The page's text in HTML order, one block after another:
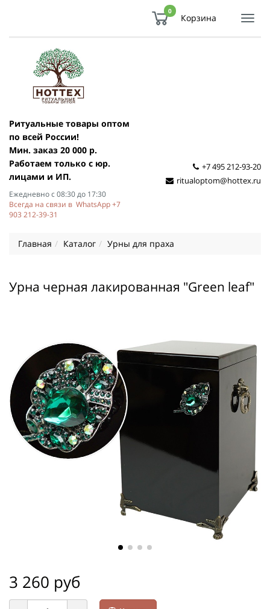
0
Корзина
Ритуальные товары оптом
по всей России!
Мин. заказ 20 000 р.
Работаем только с юр.
лицами и ИП.
Ежедневно с 08:30 до 17:30
Всегда на связи в WhatsApp +7
903 212-39-31
+7 495 212-93-20
ritualoptom@hottex.ru
Главная Каталог Урны для праха
Урна черная лакированная "Green leaf"
3 260 руб